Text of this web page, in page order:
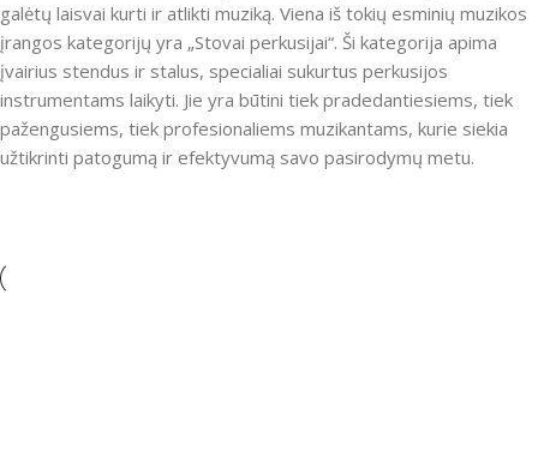
galėtų laisvai kurti ir atlikti muziką. Viena iš tokių esminių muzikos
įrangos kategorijų yra „Stovai perkusijai“. Ši kategorija apima
įvairius stendus ir stalus, specialiai sukurtus perkusijos
instrumentams laikyti. Jie yra būtini tiek pradedantiesiems, tiek
pažengusiems, tiek profesionaliems muzikantams, kurie siekia
užtikrinti patogumą ir efektyvumą savo pasirodymų metu.